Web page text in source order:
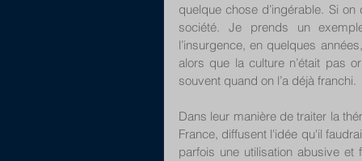
quelque chose d’ingérable. Si
société. Je prends un
l’insurgence, en quelques
alors que la culture n’était pas
souvent quand on l’a déjà franchi.
Dans leur manière de traiter la
France, diffusent l'idée qu'il
parfois une utilisation abusive